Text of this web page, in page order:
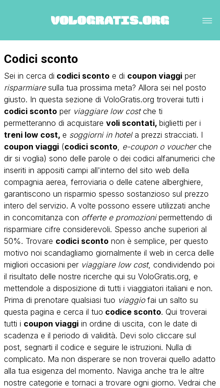
Codici sconto
Sei in cerca di codici sconto e di coupon viaggi per
risparmiaresulla tua prossima meta? Allora sei nel posto
giusto. In questa sezione di VoloGratis.org troverai tutti i
codici sconto per viaggiare low costche ti
permetteranno di acquistare voli scontati, biglietti per i
treni low cost, e soggiorni in hotela prezzi stracciati. I
coupon viaggi (codici sconto e-coupon o voucherche
dir si voglia) sono delle parole o dei codici alfanumerici che
inseriti in appositi campi all'interno del sito web della
compagnia aerea, ferroviaria o delle catene alberghiere,
garantiscono un risparmio spesso sostanzioso sul prezzo
intero del servizio. A volte possono essere utilizzati anche
in concomitanza con offerte e promozioni permettendo di
risparmiare cifre considerevoli. Spesso anche superiori al
50%. Trovare codici sconto non è semplice, per questo
motivo noi scandagliamo giornalmente il web in cerca delle
migliori occasioni per viaggiare low cost, condividendo poi
il risultato delle nostre ricerche qui su VoloGratis.org, e
mettendole a disposizione di tutti i viaggiatori italiani e non.
Prima di prenotare qualsiasi tuo viaggiofai un salto su
questa pagina e cerca il tuo codice sconto. Qui troverai
tutti i coupon viaggi in ordine di uscita, con le date di
scadenza e il periodo di validità. Devi solo cliccare sul
post, segnarti il codice e seguire le istruzioni. Nulla di
complicato. Ma non disperare se non troverai quello adatto
alla tua esigenza del momento. Naviga anche tra le altre
nostre categorie e tornaci a trovare ogni giorno. Vedrai che